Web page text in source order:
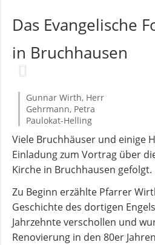
Gremien
Ausschüsse
Pfarrer
und
Pfarrerinnen
Gemeindebüro
Weinbergstiftung
AKTUELLES
Das Evangelische
in Bruchhausen
Gunnar Wirth, Herr
Gehrmann, Petra
Paulokat-Helling
Viele Bruchhäuser und einige
Einladung zum Vortrag über
Kirche in Bruchhausen gefolgt.
Zu Beginn erzählte Pfarrer
Geschichte des dortigen
Jahrzehnte verschollen und
Renovierung in den 80er